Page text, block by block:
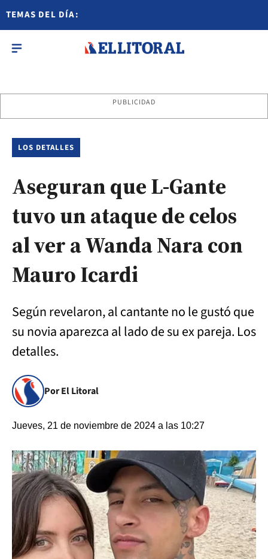
TEMAS DEL DÍA:
PUBLICIDAD
LOS DETALLES
Aseguran que L-Gante
tuvo un ataque de celos
al ver a Wanda Nara con
Mauro Icardi
Según revelaron, al cantante no le gustó que
su novia aparezca al lado de su ex pareja. Los
detalles.
Por El Litoral
Jueves, 21 de noviembre de 2024 a las 10:27